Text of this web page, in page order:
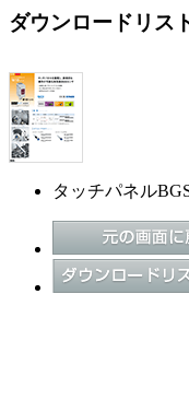
ダウンロードリス
タッチパネル